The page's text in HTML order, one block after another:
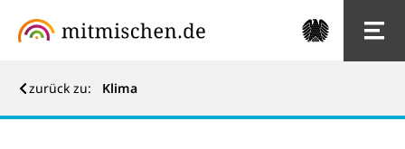
zurück zu: Klima